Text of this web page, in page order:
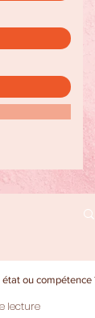
ou compétence ?
lecture